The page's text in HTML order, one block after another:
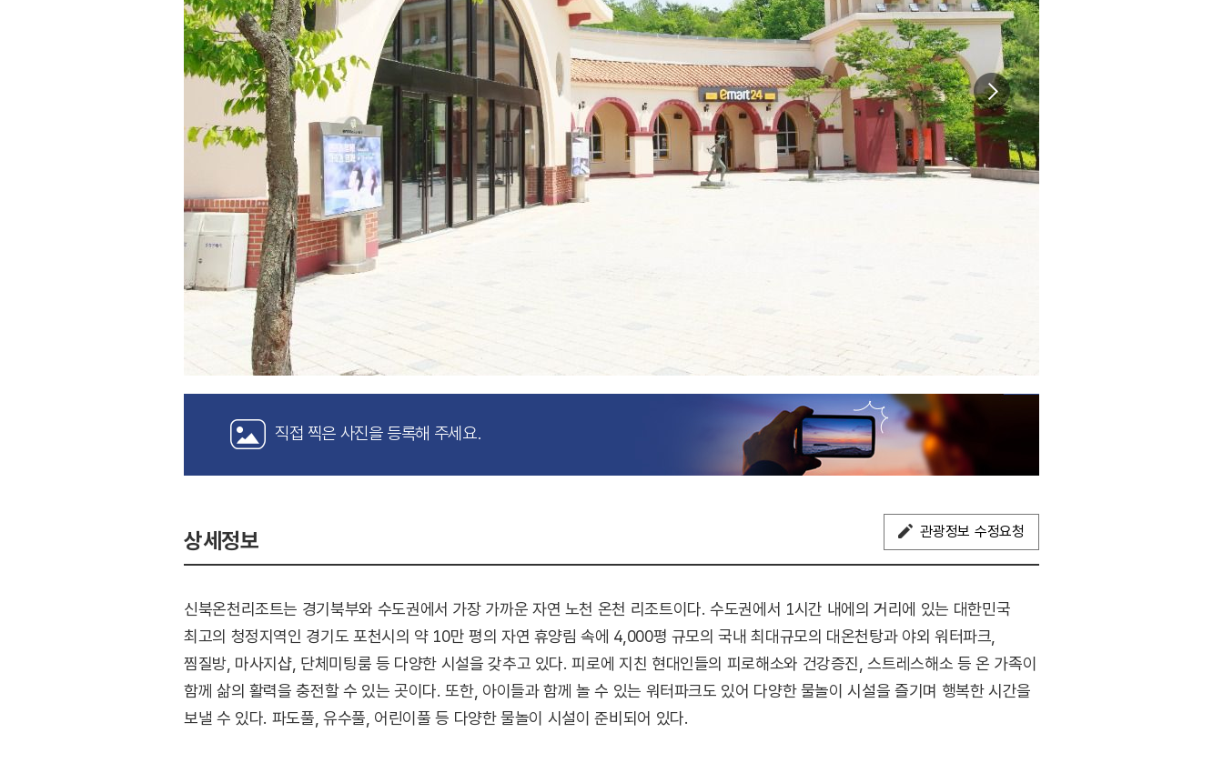
직접 찍은 사진을 등록해 주세요.
상세정보 관광정보 수정요청
신북온천리조트는 경기북부와 수도권에서 가장 가까운 자연 노천 온천 리조트이다. 수도권에서 1시간 내에의 거리에 있는 대한민국
최고의 청정지역인 경기도 포천시의 약 10만 평의 자연 휴양림 속에 4,000평 규모의 국내 최대규모의 대온천탕과 야외 워터파크,
찜질방, 마사지샵, 단체미팅룸 등 다양한 시설을 갖추고 있다. 피로에 지친 현대인들의 피로해소와 건강증진, 스트레스해소 등 온 가족이
함께 삶의 활력을 충전할 수 있는 곳이다. 또한, 아이들과 함께 놀 수 있는 워터파크도 있어 다양한 물놀이 시설을 즐기며 행복한 시간을
보낼 수 있다. 파도풀, 유수풀, 어린이풀 등 다양한 물놀이 시설이 준비되어 있다.